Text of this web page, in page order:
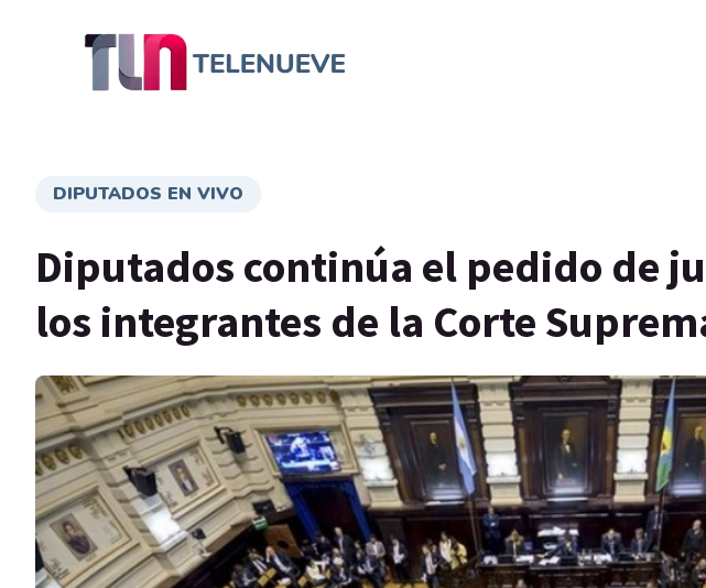
DIPUTADOS EN VIVO
Diputados continúa el pedido de
los integrantes de la Corte